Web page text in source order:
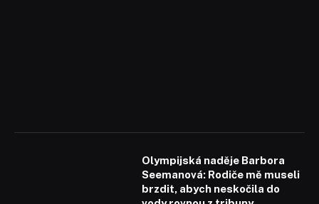
Olympijská naděje Barbora
Seemanová: Rodiče mě museli
brzdit, abych neskočila do